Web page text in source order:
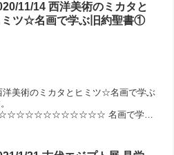
11/14 西洋美術のミカタと
ミツ☆名画で学ぶ旧約聖書①
洋美術のミカタとヒミツ☆名画で学ぶ
名画で学ぼ